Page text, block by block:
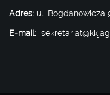
Adres: ul. Bogdanowicza
E-mail: